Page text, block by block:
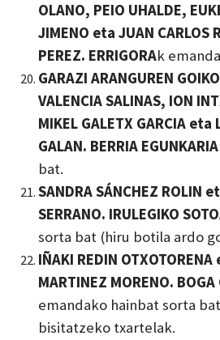
OLANO, PEIO UHALDE,
JIMENO eta JUAN CARLOS
PEREZ. ERRIGORAk
GARAZI ARANGUREN
VALENCIA SALINAS, ION
MIKEL GALETX GARCIA eta
GALAN. BERRIA EGUNKARIA
bat.
SANDRA SÁNCHEZ ROLIN
SERRANO. IRULEGIKO
sorta bat (hiru botila ardo
IÑAKI REDIN
MARTINEZ MORENO. BOGA
emandako hainbat sorta
bisitatzeko txartelak.